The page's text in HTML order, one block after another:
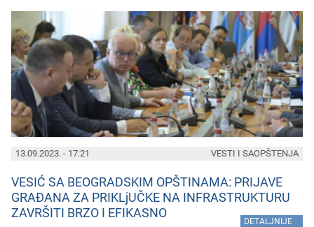
13.09.2023. - 17:21
VESIĆ SA BEOGRADSKIM OPŠTINAMA: PRIJAVE
GRAĐANA ZA PRIKLjUČKE NA INFRASTRUKTURU
ZAVRŠITI BRZO I EFIKASNO
DETALJNIJE
VESTI I SAOPŠTENJA